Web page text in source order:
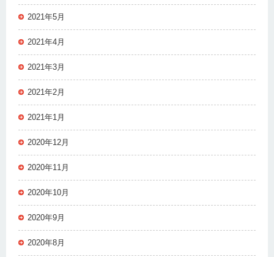
2021年5月
2021年4月
2021年3月
2021年2月
2021年1月
2020年12月
2020年11月
2020年10月
2020年9月
2020年8月